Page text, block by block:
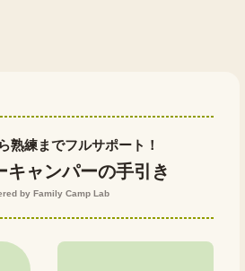
熟練までフルサポート！
キャンパーの手引き
by Family Camp Lab